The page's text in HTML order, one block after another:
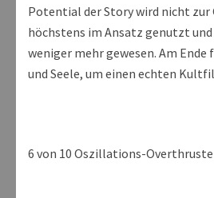
Potential der Story wird nicht zur
höchstens im Ansatz genutzt
weniger mehr gewesen. Am
und Seele, um einen echten
6 von 10 Oszillations-